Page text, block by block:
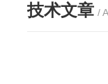
技术文章 /